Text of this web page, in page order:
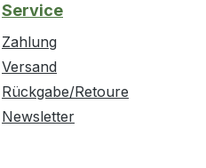
Service
Zahlung
Versand
Rückgabe/Retoure
Newsletter